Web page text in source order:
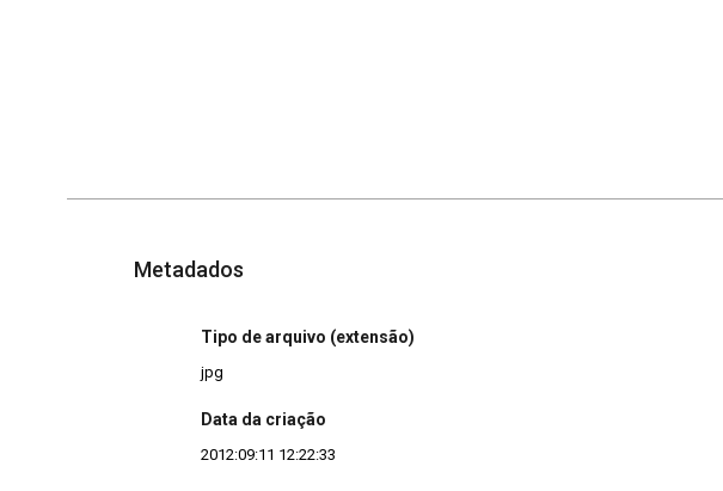
Metadados
Tipo de arquivo (extensão)
jpg
Data da criação
2012:09:11 12:22:33